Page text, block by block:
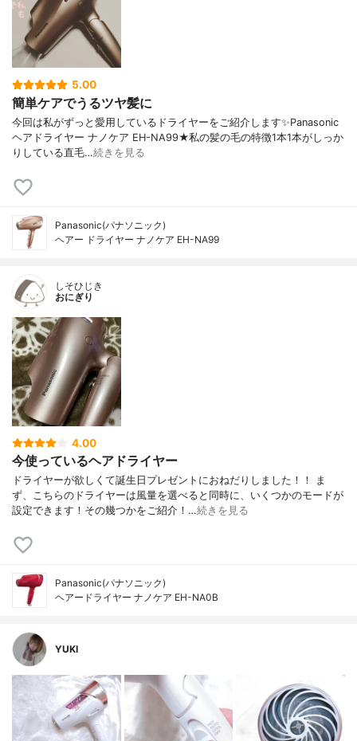
5.00
簡単ケアでうるツヤ髪に
今回は私がずっと愛用しているドライヤーをご紹介します✨Panasonic
ヘアドライヤー ナノケア EH-NA99★私の髪の毛の特徴1本1本がしっか
りしている直毛…続きを見る
Panasonic(パナソニック)
ヘアー ドライヤー ナノケア EH-NA99
しそひじき
おにぎり
4.00
今使っているヘアドライヤー
ドライヤーが欲しくて誕生日プレゼントにおねだりしました！！ ま
ず、こちらのドライヤーは風量を選べると同時に、いくつかのモードが
設定できます！その幾つかをご紹介！…続きを見る
Panasonic(パナソニック)
ヘアードライヤー ナノケア EH-NA0B
YUKI